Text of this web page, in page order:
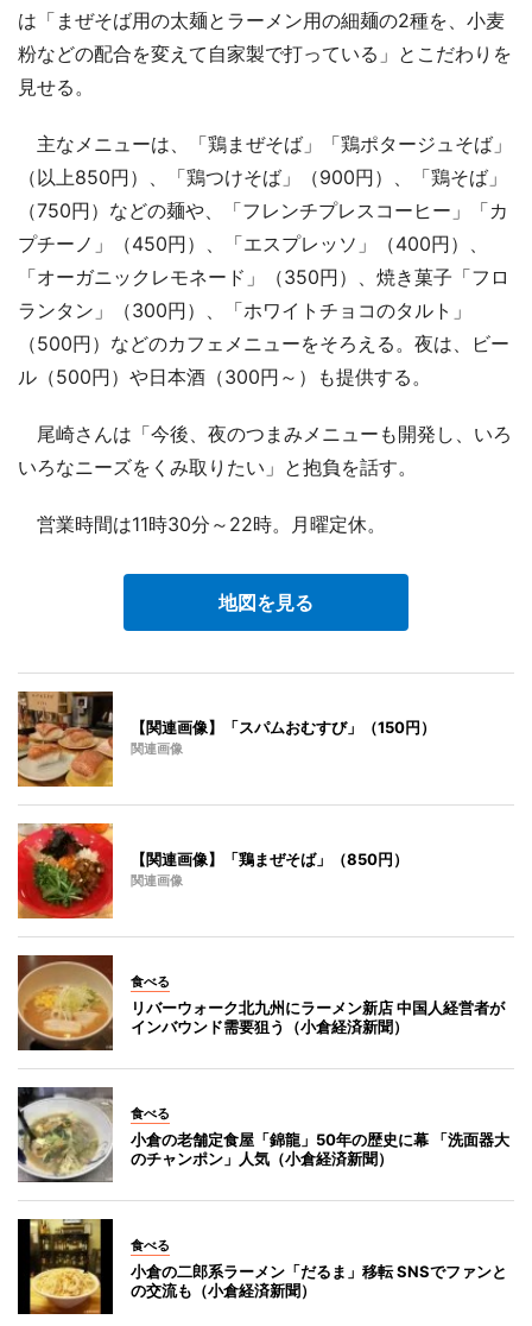
は「まぜそば用の太麺とラーメン用の細麺の2種を、小麦
粉などの配合を変えて自家製で打っている」とこだわりを
見せる。
主なメニューは、「鶏まぜそば」「鶏ポタージュそば」
（以上850円）、「鶏つけそば」（900円）、「鶏そば」
（750円）などの麺や、「フレンチプレスコーヒー」「カ
プチーノ」（450円）、「エスプレッソ」（400円）、
「オーガニックレモネード」（350円）、焼き菓子「フロ
ランタン」（300円）、「ホワイトチョコのタルト」
（500円）などのカフェメニューをそろえる。夜は、ビー
ル（500円）や日本酒（300円～）も提供する。
尾崎さんは「今後、夜のつまみメニューも開発し、いろ
いろなニーズをくみ取りたい」と抱負を話す。
営業時間は11時30分～22時。月曜定休。
地図を見る
【関連画像】「スパムおむすび」（150円）
関連画像
【関連画像】「鶏まぜそば」（850円）
関連画像
食べる
リバーウォーク北九州にラーメン新店 中国人経営者が
インバウンド需要狙う（小倉経済新聞）
食べる
小倉の老舗定食屋「錦龍」50年の歴史に幕 「洗面器大
のチャンポン」人気（小倉経済新聞）
食べる
小倉の二郎系ラーメン「だるま」移転 SNSでファンと
の交流も（小倉経済新聞）